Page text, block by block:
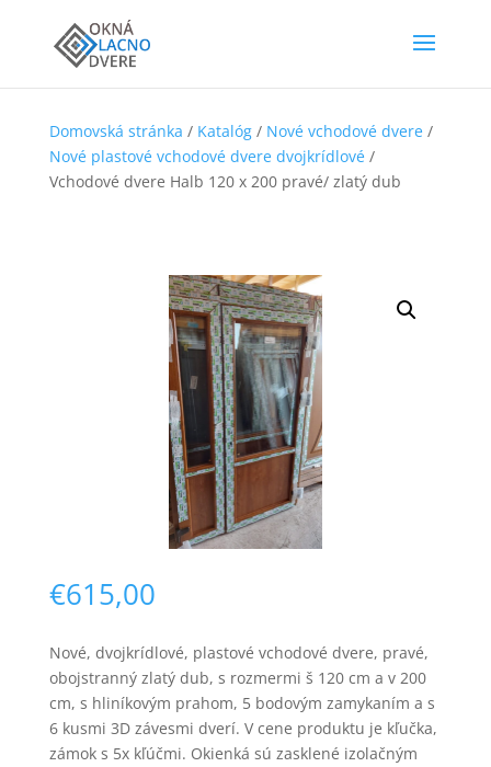
Domovská stránka / Katalóg/ Nové vchodové dvere/
Nové plastové vchodové dvere dvojkrídlové/
Vchodové dvere Halb 120 x 200 pravé/ zlatý dub
€615,00
Nové, dvojkrídlové, plastové vchodové dvere, pravé,
obojstranný zlatý dub, s rozmermi š 120 cm a v 200
cm, s hliníkovým prahom, 5 bodovým zamykaním a s
6 kusmi 3D závesmi dverí. V cene produktu je kľučka,
zámok s 5x kľúčmi. Okienká sú zasklené izolačným
Nevyhnutné
Tieto súbory
cookie nie sú
voliteľné. Sú